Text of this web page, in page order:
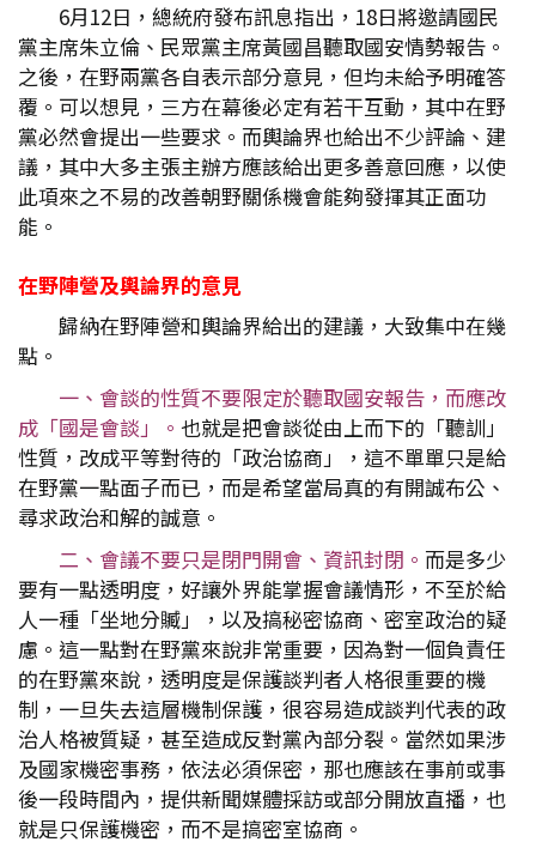
6月12日，總統府發布訊息指出，18日將邀請國民
黨主席朱立倫、民眾黨主席黃國昌聽取國安情勢報告。
之後，在野兩黨各自表示部分意見，但均未給予明確答
覆。可以想見，三方在幕後必定有若干互動，其中在野
黨必然會提出一些要求。而輿論界也給出不少評論、建
議，其中大多主張主辦方應該給出更多善意回應，以使
此項來之不易的改善朝野關係機會能夠發揮其正面功
能。
在野陣營及輿論界的意見
歸納在野陣營和輿論界給出的建議，大致集中在幾
點。
一、會談的性質不要限定於聽取國安報告，而應改
成「國是會談」。 也就是把會談從由上而下的「聽訓」
性質，改成平等對待的「政治協商」，這不單單只是給
在野黨一點面子而已，而是希望當局真的有開誠布公、
尋求政治和解的誠意。
二、會議不要只是閉門開會、資訊封閉。 而是多少
要有一點透明度，好讓外界能掌握會議情形，不至於給
人一種「坐地分贓」，以及搞秘密協商、密室政治的疑
慮。這一點對在野黨來說非常重要，因為對一個負責任
的在野黨來說，透明度是保護談判者人格很重要的機
制，一旦失去這層機制保護，很容易造成談判代表的政
治人格被質疑，甚至造成反對黨內部分裂。當然如果涉
及國家機密事務，依法必須保密，那也應該在事前或事
後一段時間內，提供新聞媒體採訪或部分開放直播，也
就是只保護機密，而不是搞密室協商。